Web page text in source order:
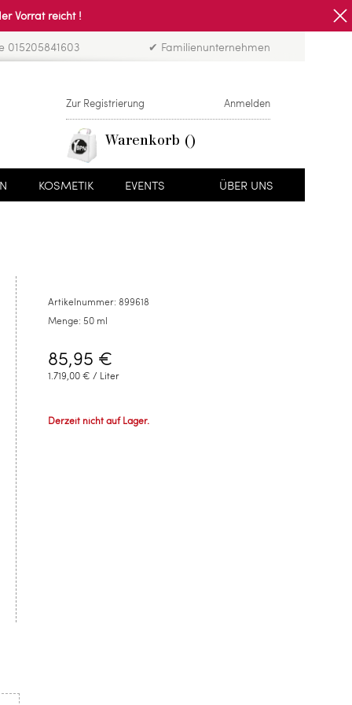
Vorrat reicht !
015205841603 ✔ Familienunternehmen
Zur Registrierung Anmelden
Warenkorb
KOSMETIK EVENTS ÜBER UNS
Artikelnummer: 899618
Menge: 50 ml
85,95 €
1.719,00 € / Liter
Derzeit nicht auf Lager.